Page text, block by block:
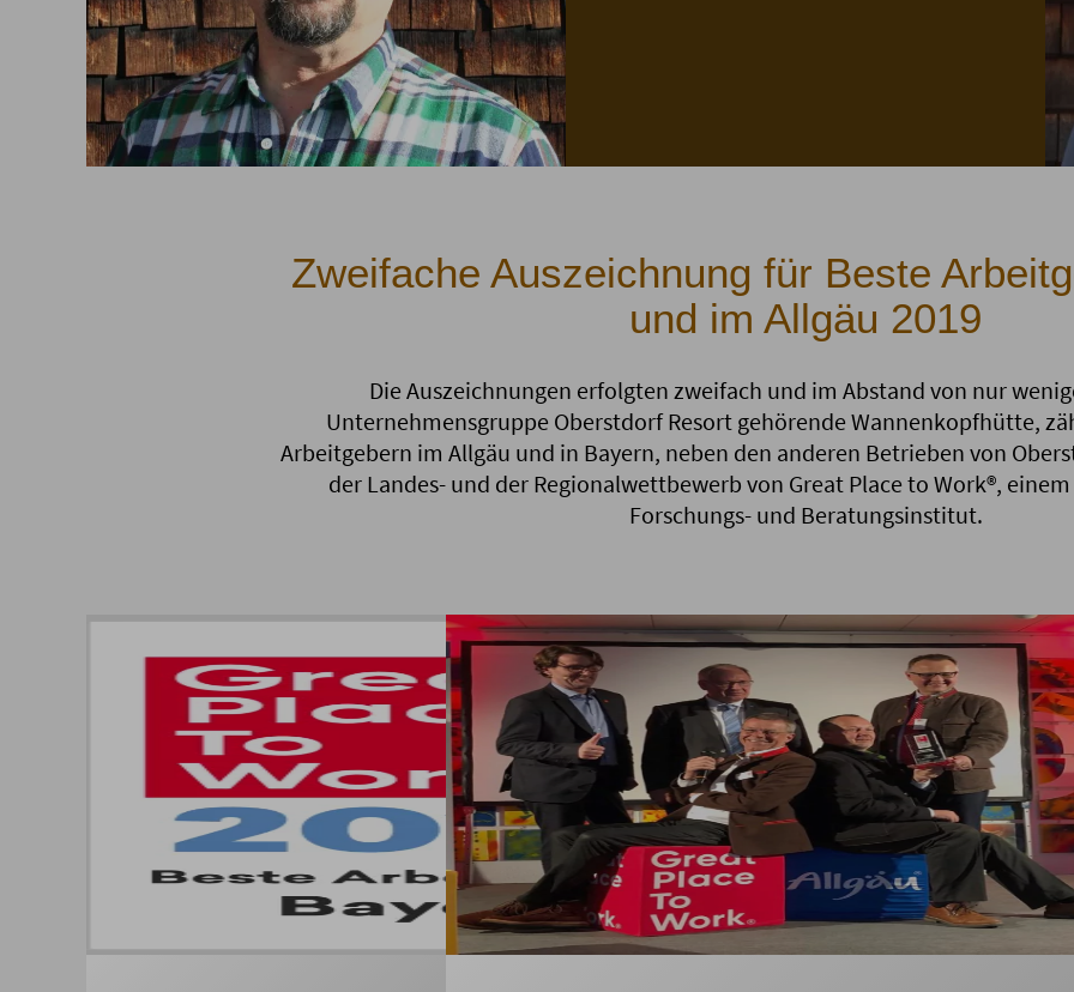
Zweifache Auszeichnung für Beste
und im Allgäu 2019
Die Auszeichnungen erfolgten zweifach und im Abstand von nur
Unternehmensgruppe Oberstdorf Resort gehörende Wannenkopfhütte,
Arbeitgebern im Allgäu und in Bayern, neben den anderen Betrieben von
der Landes- und der Regionalwettbewerb von Great Place to Work®,
Forschungs- und Beratungsinstitut.